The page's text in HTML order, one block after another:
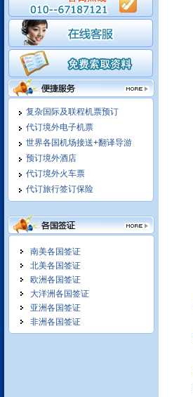
我们有成熟的酒店实时预定系
统，可以在线为您预定世界各大
城市酒店，随订随确认，信息涵
盖酒店的方方面面，可选择余地
大
依托民航系统实现国内地市一级
城市酒店均可实现在线预定，价
格优势明显
境外单独接待 满足客户特别需
求
我们竭诚为您服务:
复杂国际及联程机票预订
代订境外电子机票
世界各国机场接送+翻译导游
预订境外酒店
代订境外火车票
代订旅行签订保险
南美各国签证
北美各国签证
欧洲各国签证
大洋洲各国签证
亚洲各国签证
非洲各国签证